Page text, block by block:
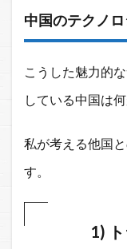
中国のテクノ
こうした魅力的
している中国は
私が考える他国
す。
1)